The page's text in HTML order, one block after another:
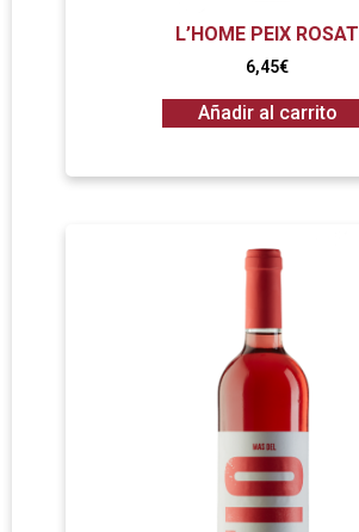
L’HOME PEIX ROSAT
6,45€
Añadir al carrito